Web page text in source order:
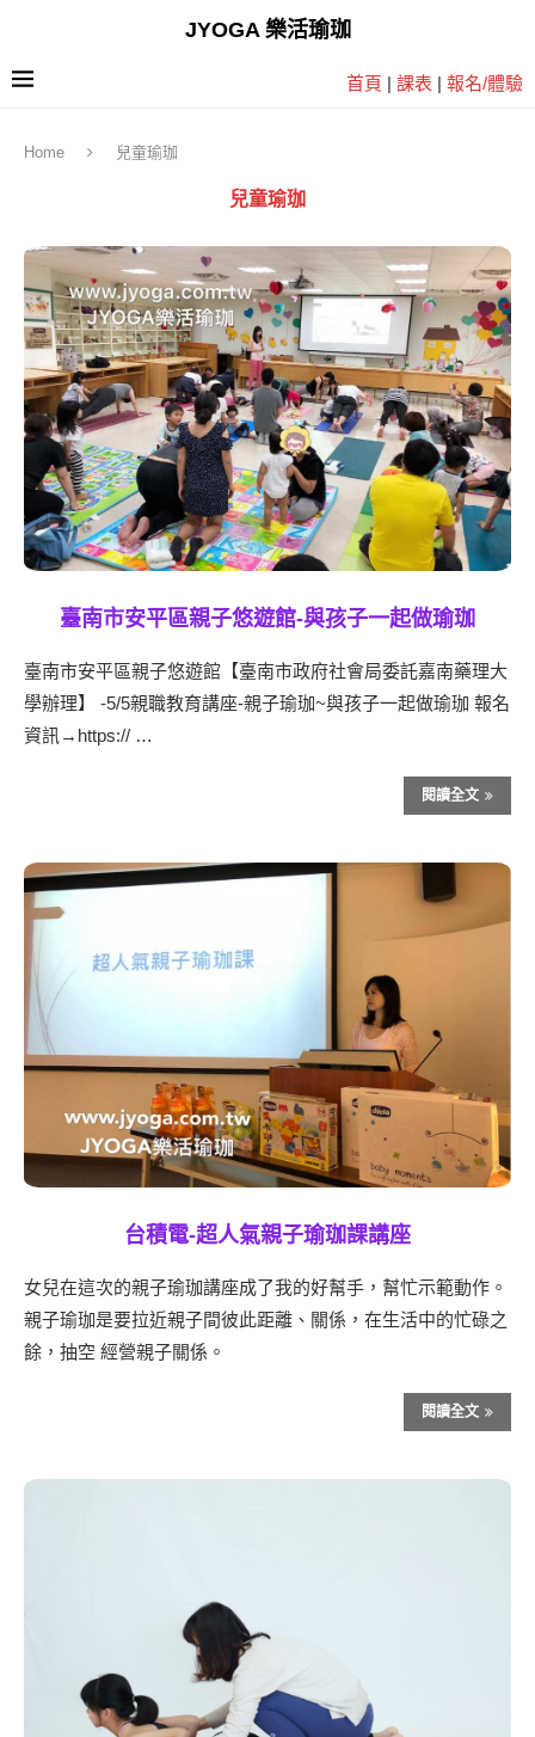
JYOGA 樂活瑜珈
首頁 | 課表 | 報名/體驗
Home 兒童瑜珈
兒童瑜珈
臺南市安平區親子悠遊館-與孩子一起做瑜珈
臺南市安平區親子悠遊館【臺南市政府社會局委託嘉南藥理大
學辦理】 -5/5親職教育講座-親子瑜珈~與孩子一起做瑜珈 報名
資訊→https:// …
閱讀全文
台積電-超人氣親子瑜珈課講座
女兒在這次的親子瑜珈講座成了我的好幫手，幫忙示範動作。
親子瑜珈是要拉近親子間彼此距離、關係，在生活中的忙碌之
餘，抽空 經營親子關係。
閱讀全文